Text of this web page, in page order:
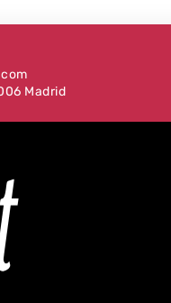
Madrid